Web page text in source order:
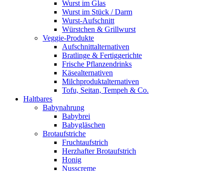
Wurst im Glas
Wurst im Stück / Darm
Wurst-Aufschnitt
Würstchen & Grillwurst
Veggie-Produkte
Aufschnittalternativen
Bratlinge & Fertiggerichte
Frische Pflanzendrinks
Käsealternativen
Milchproduktalternativen
Tofu, Seitan, Tempeh & Co.
Haltbares
Babynahrung
Babybrei
Babygläschen
Brotaufstriche
Fruchtaufstrich
Herzhafter Brotaufstrich
Honig
Nusscreme